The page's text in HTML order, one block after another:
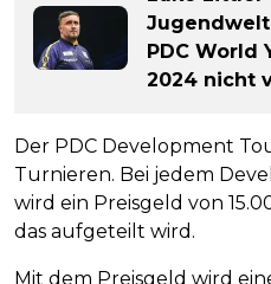
PDC World
2024 nicht
Der PDC Development
Turnieren. Bei jedem
wird ein Preisgeld von
das aufgeteilt wird.
Mit dem Preisgeld wird